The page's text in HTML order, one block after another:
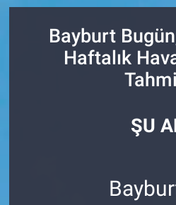
Bayburt
Haftalık
ŞU
SPOR
DÜNYA
Tüm Manşetler
Son Dakika Haberleri